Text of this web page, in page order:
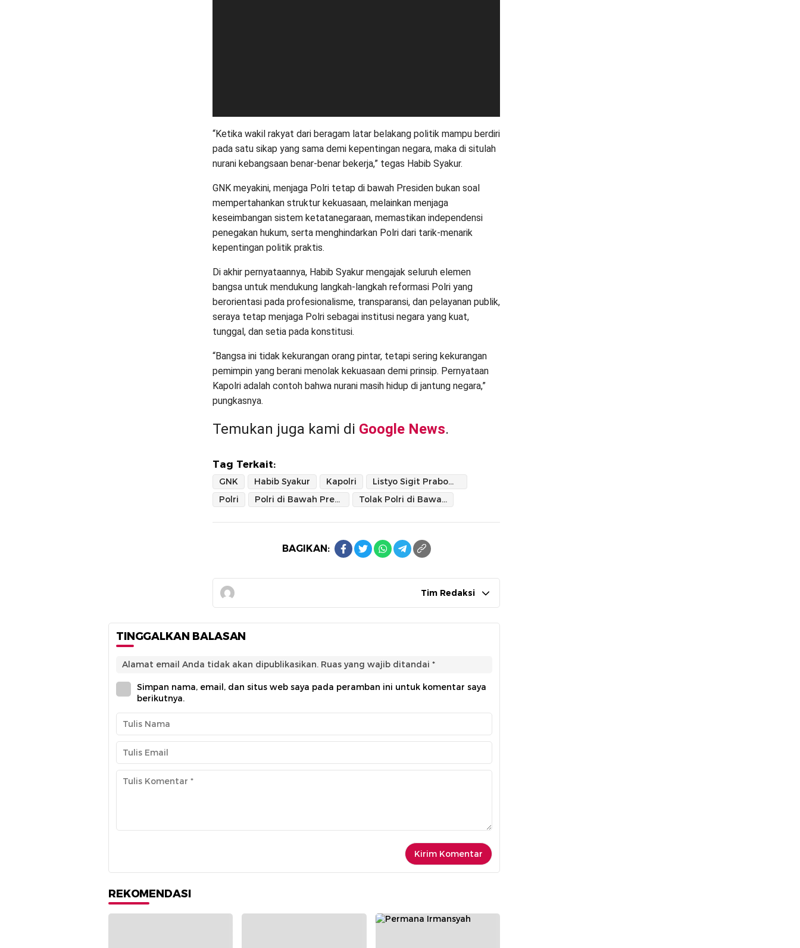
“Ketika wakil rakyat dari beragam latar belakang politik mampu berdiri
pada satu sikap yang sama demi kepentingan negara, maka di situlah
nurani kebangsaan benar-benar bekerja,” tegas Habib Syakur.
GNK meyakini, menjaga Polri tetap di bawah Presiden bukan soal
mempertahankan struktur kekuasaan, melainkan menjaga
keseimbangan sistem ketatanegaraan, memastikan independensi
penegakan hukum, serta menghindarkan Polri dari tarik-menarik
kepentingan politik praktis.
Di akhir pernyataannya, Habib Syakur mengajak seluruh elemen
bangsa untuk mendukung langkah-langkah reformasi Polri yang
berorientasi pada profesionalisme, transparansi, dan pelayanan publik,
seraya tetap menjaga Polri sebagai institusi negara yang kuat,
tunggal, dan setia pada konstitusi.
“Bangsa ini tidak kekurangan orang pintar, tetapi sering kekurangan
pemimpin yang berani menolak kekuasaan demi prinsip. Pernyataan
Kapolri adalah contoh bahwa nurani masih hidup di jantung negara,”
pungkasnya.
Temukan juga kami di Google News.
Tag Terkait:
GNK Habib Syakur Kapolri
Listyo Sigit Prabowo
Polri
Polri di Bawah Presiden Tolak Polri di Bawah Kementerian
BAGIKAN:
Tim Redaksi
TINGGALKAN BALASAN
Alamat email Anda tidak akan dipublikasikan. Ruas yang wajib ditandai *
Simpan nama, email, dan situs web saya pada peramban ini untuk komentar saya
berikutnya.
REKOMENDASI